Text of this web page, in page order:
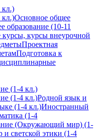
кл.)
кл.)Основное общее
образование (10-11
курсы внеурочной
Проектная
Подготовка к
(1-4 кл.)
(1-4 кл.)Родной язык и
(1-4 кл.)Иностранный
(1-4
(Окружающий мир) (1-
светской этики (1-4